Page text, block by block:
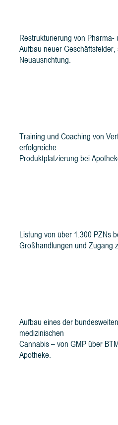
Restrukturierung von Pharma-
Aufbau neuer
Neuausrichtung.
Training und Coaching von
erfolgreiche
Produktplatzierung bei
Listung von über 1.300 PZNs
Großhandlungen und Zugang
Aufbau eines der
medizinischen
Cannabis – von GMP über
Apotheke.